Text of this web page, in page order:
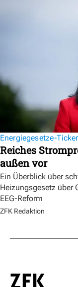
Energiegesetze-Ticker
Reiches
außen vor
Ein Überblick über
Heizungsgesetz über
EEG-Reform
ZFK Redaktion